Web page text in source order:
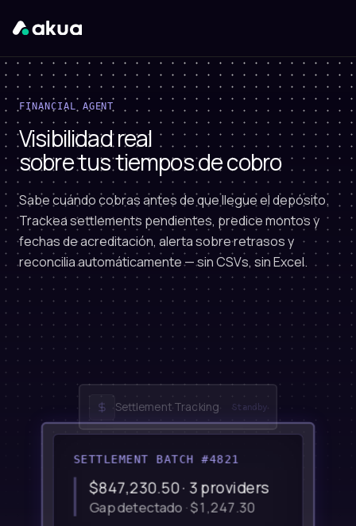
FINANCIAL AGENT
Visibilidad real
sobre tus tiempos de cobro
Sabe cuándo cobras antes de que llegue el depósito.
Trackea settlements pendientes, predice montos y
fechas de acreditación, alerta sobre retrasos y
reconcilia automáticamente — sin CSVs, sin Excel.
Settlement Tracking Standby
SETTLEMENT BATCH #4821
$847,230.50 · 3 providers
Gap detectado · $1,247.30